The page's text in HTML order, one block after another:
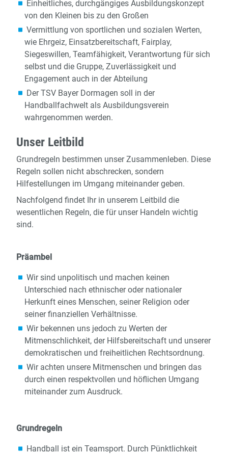
Einheitliches, durchgängiges Ausbildungskonzept
von den Kleinen bis zu den Großen
Vermittlung von sportlichen und sozialen Werten,
wie Ehrgeiz, Einsatzbereitschaft, Fairplay,
Siegeswillen, Teamfähigkeit, Verantwortung für sich
selbst und die Gruppe, Zuverlässigkeit und
Engagement auch in der Abteilung
Der TSV Bayer Dormagen soll in der
Handballfachwelt als Ausbildungsverein
wahrgenommen werden.
Unser Leitbild
Grundregeln bestimmen unser Zusammenleben. Diese
Regeln sollen nicht abschrecken, sondern
Hilfestellungen im Umgang miteinander geben.
Nachfolgend findet Ihr in unserem Leitbild die
wesentlichen Regeln, die für unser Handeln wichtig
sind.
Präambel
Wir sind unpolitisch und machen keinen
Unterschied nach ethnischer oder nationaler
Herkunft eines Menschen, seiner Religion oder
seiner finanziellen Verhältnisse.
Wir bekennen uns jedoch zu Werten der
Mitmenschlichkeit, der Hilfsbereitschaft und unserer
demokratischen und freiheitlichen Rechtsordnung.
Wir achten unsere Mitmenschen und bringen das
durch einen respektvollen und höflichen Umgang
miteinander zum Ausdruck.
Grundregeln
Handball ist ein Teamsport. Durch Pünktlichkeit